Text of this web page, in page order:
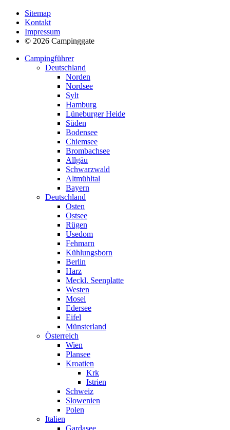
Sitemap
Kontakt
Impressum
© 2026 Campinggate
Campingführer
Deutschland
Norden
Nordsee
Sylt
Hamburg
Lüneburger Heide
Süden
Bodensee
Chiemsee
Brombachsee
Allgäu
Schwarzwald
Altmühltal
Bayern
Deutschland
Osten
Ostsee
Rügen
Usedom
Fehmarn
Kühlungsborn
Berlin
Harz
Meckl. Seenplatte
Westen
Mosel
Edersee
Eifel
Münsterland
Österreich
Wien
Plansee
Kroatien
Krk
Istrien
Schweiz
Slowenien
Polen
Italien
Gardasee